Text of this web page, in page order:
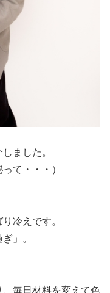
ました。
て・・・）
冷えです。
」。
毎日材料を変えて色